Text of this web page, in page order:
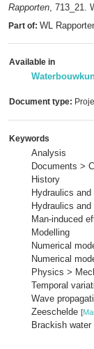
Rapporten, 713_21.
Part of: WL
Available in
Document type:
Keywords
Analysis
Documents >
History
Hydraulics
Hydraulics
Man-induced
Modelling
Numerical
Numerical
Physics >
Temporal
Wave
Zeeschelde [
Brackish water